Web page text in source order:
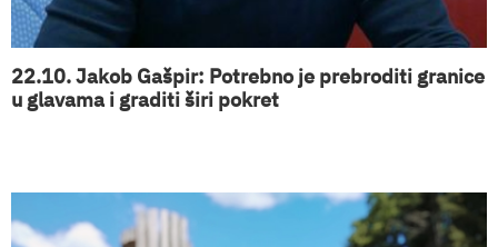
22.10. Jakob Gašpir: Potrebno je prebroditi granice
u glavama i graditi širi pokret